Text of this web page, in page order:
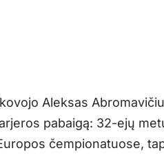
Aleksas
pabaigą: 32-ejų
čempionatuose,